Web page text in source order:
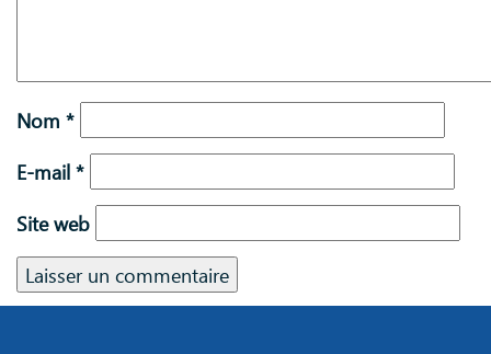
Nom *
E-mail *
Site web